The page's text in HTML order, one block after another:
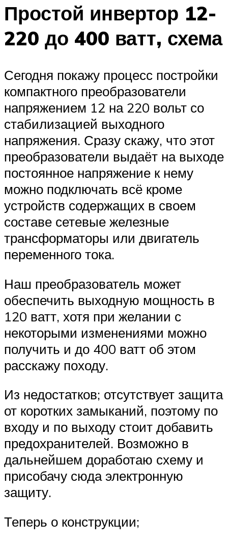
Простой инвертор 12-
220 до 400 ватт, схема
Сегодня покажу процесс постройки
компактного преобразователи
напряжением 12 на 220 вольт со
стабилизацией выходного
напряжения. Сразу скажу, что этот
преобразователи выдаёт на выходе
постоянное напряжение к нему
можно подключать всё кроме
устройств содержащих в своем
составе сетевые железные
трансформаторы или двигатель
переменного тока.
Наш преобразователь может
обеспечить выходную мощность в
120 ватт, хотя при желании с
некоторыми изменениями можно
получить и до 400 ватт об этом
расскажу походу.
Из недостатков; отсутствует защита
от коротких замыканий, поэтому по
входу и по выходу стоит добавить
предохранителей. Возможно в
дальнейшем доработаю схему и
присобачу сюда электронную
защиту.
Теперь о конструкции;